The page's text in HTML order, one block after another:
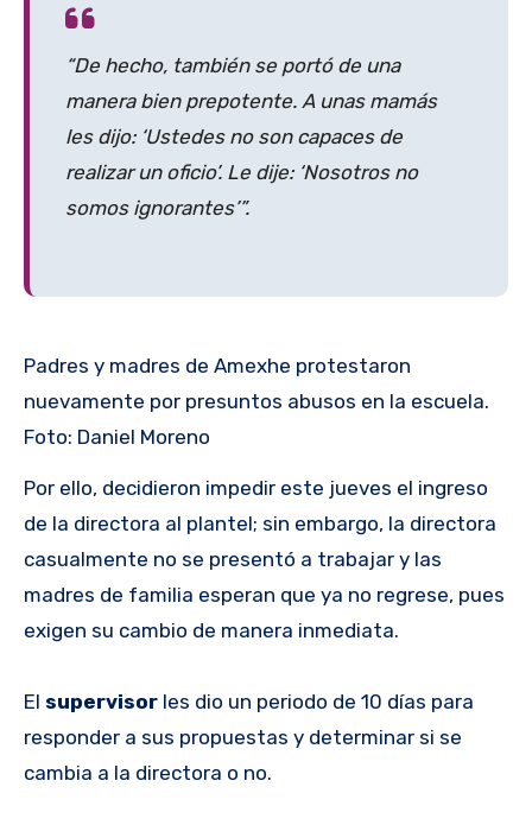
“De hecho, también se portó de una
manera bien prepotente. A unas mamás
les dijo: ‘Ustedes no son capaces de
realizar un oficio’. Le dije: ‘Nosotros no
somos ignorantes’”.
Padres y madres de Amexhe protestaron
nuevamente por presuntos abusos en la escuela.
Foto: Daniel Moreno
Por ello, decidieron impedir este jueves el ingreso
de la directora al plantel; sin embargo, la directora
casualmente no se presentó a trabajar y las
madres de familia esperan que ya no regrese, pues
exigen su cambio de manera inmediata.
El supervisor les dio un periodo de 10 días para
responder a sus propuestas y determinar si se
cambia a la directora o no.